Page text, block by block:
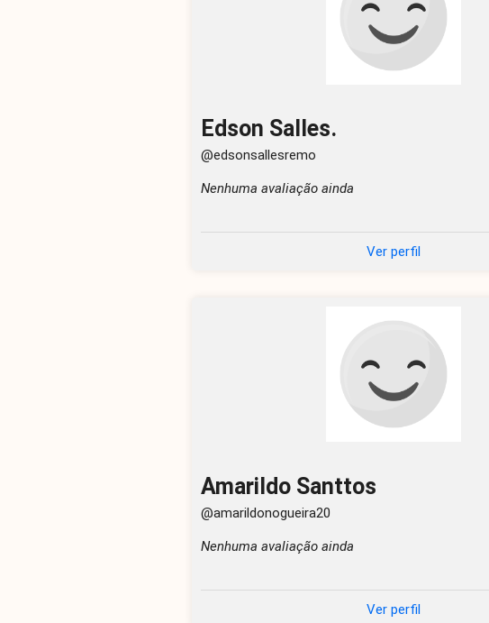
Edson Salles.
@edsonsallesremo
Nenhuma avaliação ainda
Ver perfil
Amarildo Santtos
@amarildonogueira20
Nenhuma avaliação ainda
Ver perfil